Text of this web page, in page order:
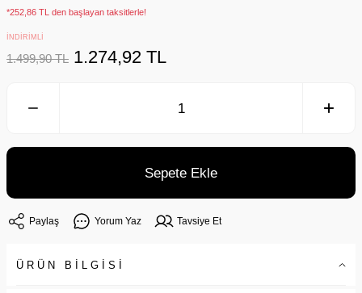
*252,86 TL den başlayan taksitlerle!
İNDİRİMLİ
1.499,90 TL 1.274,92 TL
Sepete Ekle
Paylaş Yorum Yaz Tavsiye Et
ÜRÜN BİLGİSİ